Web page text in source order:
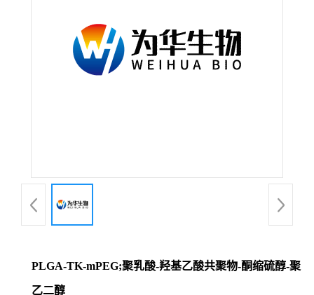
PLGA-TK-mPEG;聚乳酸-羟基乙酸共聚物-酮缩硫醇-聚
乙二醇